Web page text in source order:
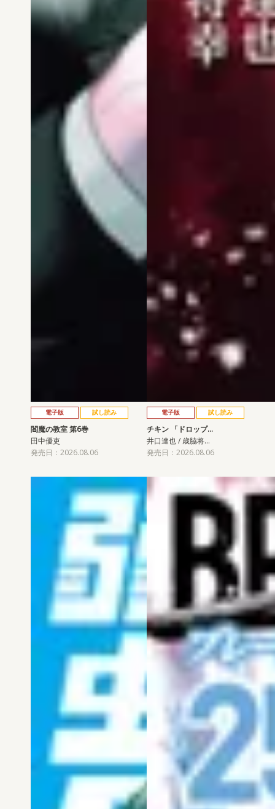
電子版 試し読み
閻魔の教室 第6巻
田中優吏
発売日：2026.08.06
電子版 試し読み
チキン 「ドロップ…
井口達也 / 歳脇将…
発売日：2026.08.06